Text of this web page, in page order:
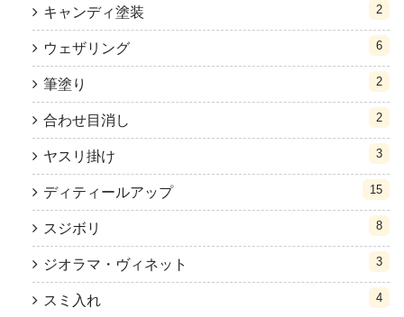
キャンディ塗装 2
ウェザリング 6
筆塗り 2
合わせ目消し 2
ヤスリ掛け 3
ディティールアップ 15
スジボリ 8
ジオラマ・ヴィネット 3
スミ入れ 4